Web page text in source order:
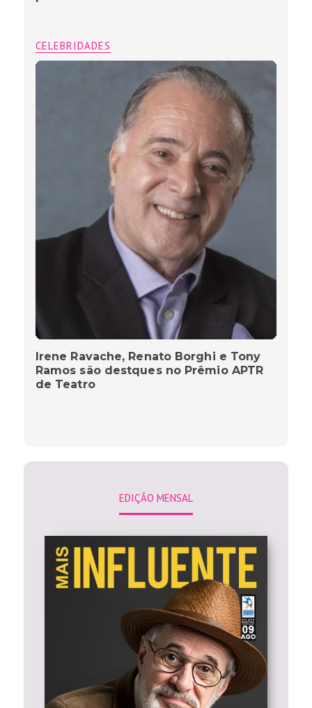
CELEBRIDADES
Irene Ravache, Renato Borghi e Tony
Ramos são destques no Prêmio APTR
de Teatro
EDIÇÃO MENSAL